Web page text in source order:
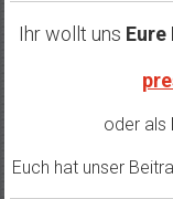
Ihr wollt uns Eure
oder als
Euch hat unser